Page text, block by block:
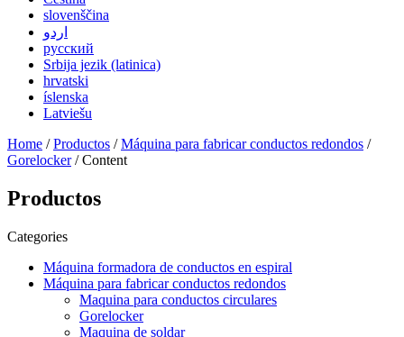
slovenščina
اردو
русский
Srbija jezik (latinica)
hrvatski
íslenska
Latviešu
Home /Productos /Máquina para fabricar conductos redondos /
Gorelocker/ Content
Productos
Categories
Máquina formadora de conductos en espiral
Máquina para fabricar conductos redondos
Maquina para conductos circulares
Gorelocker
Maquina de soldar